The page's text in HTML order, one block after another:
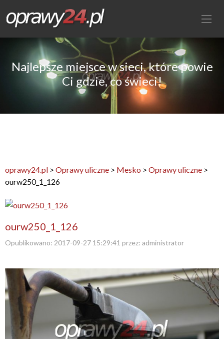
Najlepsze miejsce w sieci, które powie
Ci gdzie, co świeci!
oprawy24.pl > Oprawy uliczne > Mesko > Oprawy uliczne >
ourw250_1_126
ourw250_1_126
Opublikowano: 2017-09-27 15:29:41 przez: administrator